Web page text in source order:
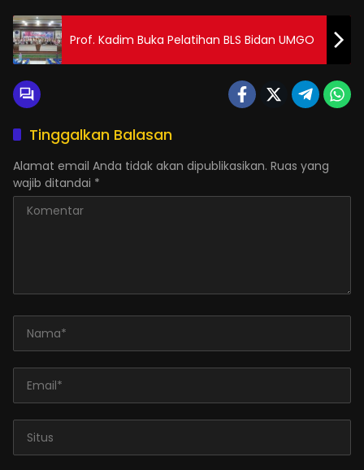
Prof. Kadim Buka Pelatihan BLS Bidan UMGO
Tinggalkan Balasan
Alamat email Anda tidak akan dipublikasikan. Ruas yang
wajib ditandai *